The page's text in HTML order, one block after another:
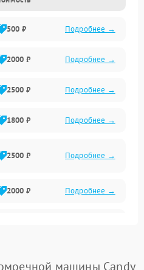
500 ₽ Подробнее →
2000 ₽ Подробнее →
2500 ₽ Подробнее →
1800 ₽ Подробнее →
2500 ₽ Подробнее →
2000 ₽ Подробнее →
1800 ₽ Подробнее →
машины Candy